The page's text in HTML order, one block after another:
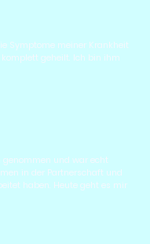
Symptome meiner Krankheit
geheilt. Ich bin ihm
und war echt
in der Partnerschaft und
haben. Heute geht es mir